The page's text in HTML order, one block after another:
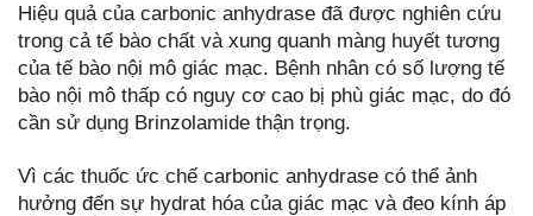
Hiệu quả của carbonic anhydrase đã được nghiên cứu
trong cả tế bào chất và xung quanh màng huyết tương
của tế bào nội mô giác mạc. Bệnh nhân có số lượng tế
bào nội mô thấp có nguy cơ cao bị phù giác mạc, do đó
cần sử dụng Brinzolamide thận trọng.
Vì các thuốc ức chế carbonic anhydrase có thể ảnh
hưởng đến sự hydrat hóa của giác mạc và đeo kính áp